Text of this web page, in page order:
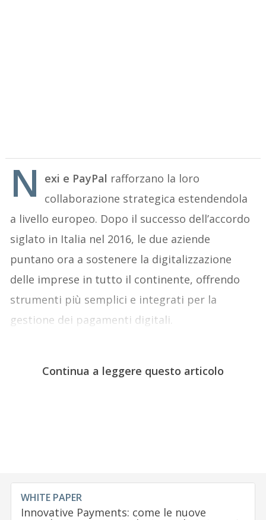
N exi e PayPal rafforzano la loro
collaborazione strategica estendendola
a livello europeo. Dopo il successo dell’accordo
siglato in Italia nel 2016, le due aziende
puntano ora a sostenere la digitalizzazione
delle imprese in tutto il continente, offrendo
strumenti più semplici e integrati per la
gestione dei pagamenti digitali.
Continua a leggere questo articolo
WHITE PAPER
Innovative Payments: come le nuove